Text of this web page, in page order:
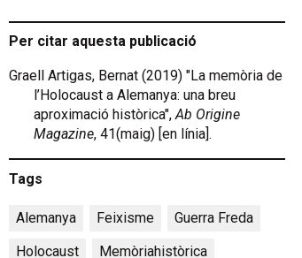
Per citar aquesta publicació
Graell Artigas, Bernat (2019) "La memòria de
l’Holocaust a Alemanya: una breu
aproximació històrica",Ab Origine
Magazine, 41(maig) [en línia].
Tags
Alemanya Feixisme Guerra Freda
Holocaust
Memòriahistòrica